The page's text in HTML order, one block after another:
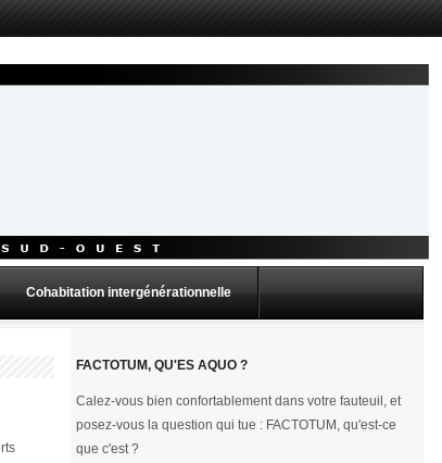
Cohabitation intergénérationnelle
FACTOTUM, QU'ES AQUO ?
Calez-vous bien confortablement dans votre fauteuil, et
posez-vous la question qui tue : FACTOTUM, qu'est-ce
que c'est ?